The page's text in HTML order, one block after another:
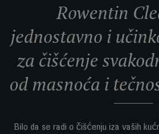
Rowentin
jednostavno i
za čišćenje
od masnoća i
Bilo da se radi o čišćenju iza vaših